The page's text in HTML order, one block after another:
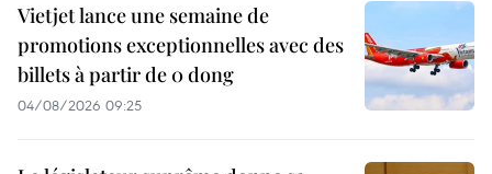
Vietjet lance une semaine de
promotions exceptionnelles avec des
billets à partir de 0 dong
04/08/2026 09:25